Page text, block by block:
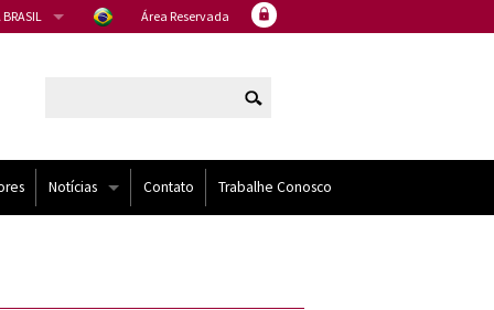
Área Reservada
Notícias Contato Trabalhe Conosco